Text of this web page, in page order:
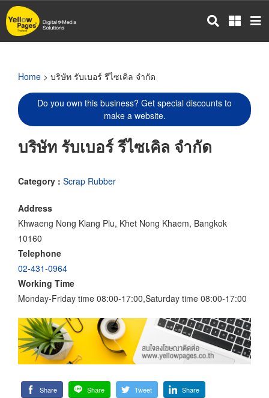
Skip
to
main
Home > บริษัท รับเบอร์ รีไซเคิล จำกัด
Do you own this business? Get special discounts to
make a website.
บริษัท รับเบอร์ รีไซเคิล จำกัด
Category : Scrap Rubber
Address
Khwaeng Nong Klang Plu, Khet Nong Khaem, Bangkok
10160
Telephone
02-431-0964
Working Time
Monday-Friday time 08:00-17:00,Saturday time 08:00-17:00
Share Share Tweet Share